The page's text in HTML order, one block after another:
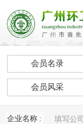
会员名录
会员风采
企业名称 :